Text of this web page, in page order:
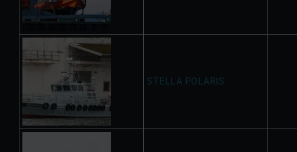
STELLA POLARIS